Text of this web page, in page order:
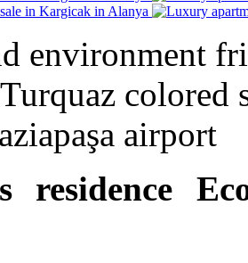
environment
colored
airport
residence